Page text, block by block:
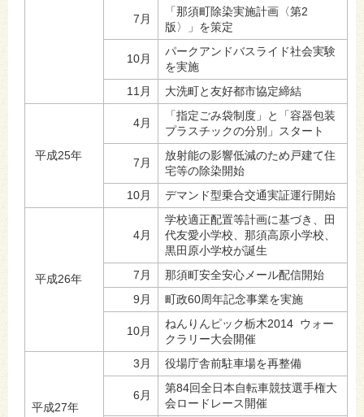
7月
「那須町除染実施計画〈第2
版〉」を策定
10月
パークアンドバスライド社会実験
を実施
11月
大洗町と友好都市協定締結
平成25年
4月
「指定ごみ袋制度」と「容器包装
プラスチックの分別」スタート
7月
放射能の影響低減のため戸建て住
宅等の除染開始
10月
デマンド型乗合交通実証運行開始
平成26年
4月
学校適正配置等計画に基づき、田
代友愛小学校、那須高原小学校、
黒田原小学校が誕生
7月
那須町安全安心メール配信開始
9月
町政60周年記念事業を実施
10月
ねんりんピック栃木2014 ウォー
クラリー大会開催
平成27年
3月 役場庁舎前駐車場を再整備
6月
第84回全日本自転車競技選手権大
会ロードレース開催